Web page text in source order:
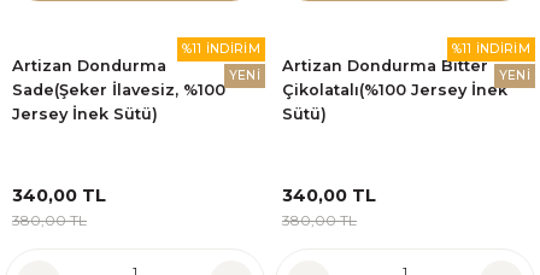
%11 İNDİRİM
YENİ
Artizan Dondurma
Sade(Şeker İlavesiz, %100
Jersey İnek Sütü)
340,00 TL
380,00 TL
%11 İNDİRİM
YENİ
Artizan Dondurma Bitter
Çikolatalı(%100 Jersey İnek
Sütü)
340,00 TL
380,00 TL